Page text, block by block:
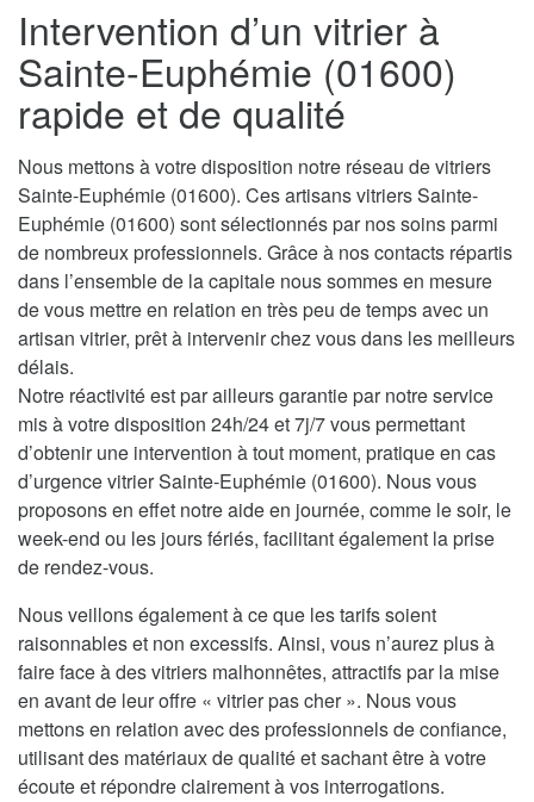
Intervention d’un vitrier à
Sainte-Euphémie (01600)
rapide et de qualité
Nous mettons à votre disposition notre réseau de vitriers
Sainte-Euphémie (01600). Ces artisans vitriers Sainte-
Euphémie (01600) sont sélectionnés par nos soins parmi
de nombreux professionnels. Grâce à nos contacts répartis
dans l’ensemble de la capitale nous sommes en mesure
de vous mettre en relation en très peu de temps avec un
artisan vitrier, prêt à intervenir chez vous dans les meilleurs
délais.
Notre réactivité est par ailleurs garantie par notre service
mis à votre disposition 24h/24 et 7j/7 vous permettant
d’obtenir une intervention à tout moment, pratique en cas
d’urgence vitrier Sainte-Euphémie (01600). Nous vous
proposons en effet notre aide en journée, comme le soir, le
week-end ou les jours fériés, facilitant également la prise
de rendez-vous.
Nous veillons également à ce que les tarifs soient
raisonnables et non excessifs. Ainsi, vous n’aurez plus à
faire face à des vitriers malhonnêtes, attractifs par la mise
en avant de leur offre « vitrier pas cher ». Nous vous
mettons en relation avec des professionnels de confiance,
utilisant des matériaux de qualité et sachant être à votre
écoute et répondre clairement à vos interrogations.